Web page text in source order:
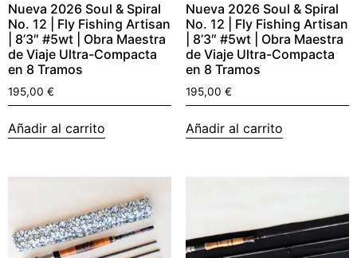
Nueva 2026 Soul & Spiral
No. 12 | Fly Fishing Artisan
| 8’3″ #5wt | Obra Maestra
de Viaje Ultra-Compacta
en 8 Tramos
195,00 €
Añadir al carrito
Nueva 2026 Soul & Spiral
No. 12 | Fly Fishing Artisan
| 8’3″ #5wt | Obra Maestra
de Viaje Ultra-Compacta
en 8 Tramos
195,00 €
Añadir al carrito